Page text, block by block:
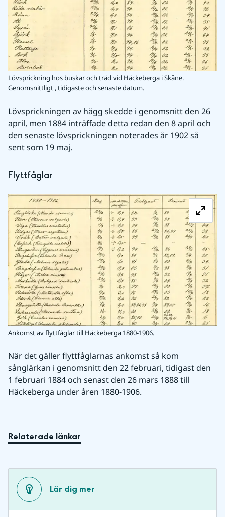
Lövsprickning hos buskar och träd vid Häckeberga i Skåne.
Genomsnittligt , tidigaste och senaste datum.
Lövsprickningen av hägg skedde i genomsnitt den 26
april, men 1884 inträffade detta redan den 8 april och
den senaste lövsprickningen noterades år 1902 så
sent som 19 maj.
Flyttfåglar
Ankomst av flyttfåglar till Häckeberga 1880-1906.
När det gäller flyttfåglarnas ankomst så kom
sånglärkan i genomsnitt den 22 februari, tidigast den
1 februari 1884 och senast den 26 mars 1888 till
Häckeberga under åren 1880-1906.
Relaterade länkar
Lär dig mer